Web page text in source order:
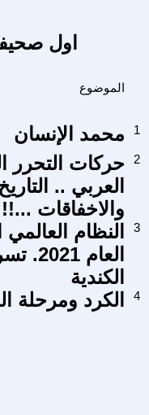
اول
الموضوع
محمد الإنسان 1
حركات التحرر
العربي ..
والاخفاقات
2
النظام
الكندية
3
الكرد ومرحلة 4